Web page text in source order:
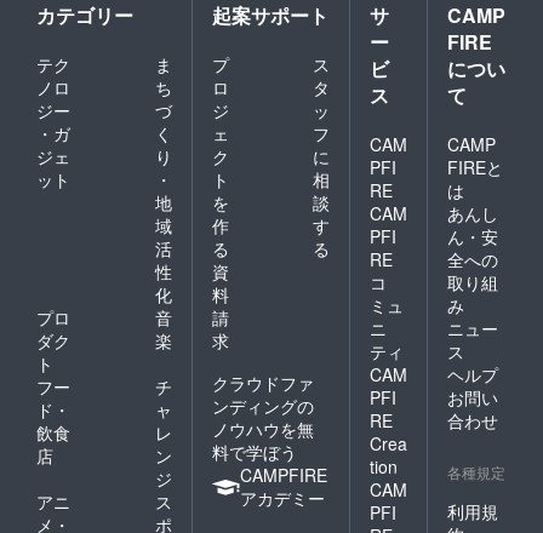
カテゴリー
テク
ノロ
ジー
・ガ
ジェ
ット
ま
ち
づ
く
り
・
地
域
活
性
化
プロ
ダク
ト
音
楽
フー
ド・
飲食
店
チ
ャ
レ
ン
ジ
アニ
メ・
ス
ポ
起案サポート
プ
ロ
ジ
ェ
ク
ト
を
作
る
ス
タ
ッ
フ
に
相
談
す
る
資
料
請
求
クラウドファ
ンディングの
ノウハウを無
料で学ぼう
CAMPFIRE
アカデミー
サ
ー
ビ
ス
CAM
PFI
RE
CAM
PFI
RE
コ
ミュ
ニ
ティ
CAM
PFI
RE
Crea
tion
CAM
PFI
CAMP
FIRE
につい
て
CAMP
FIREと
は
あんし
ん・安
全への
取り組
み
ニュー
ス
ヘルプ
お問い
合わせ
各種規定
利用規